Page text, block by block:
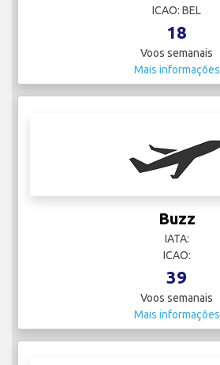
ICAO: BEL
18
Voos semanais
Mais informações
Buzz
IATA:
ICAO:
39
Voos semanais
Mais informações